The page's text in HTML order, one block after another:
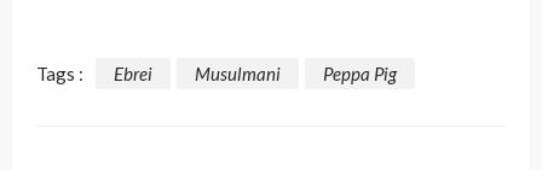
Tags : Ebrei Musulmani Peppa Pig